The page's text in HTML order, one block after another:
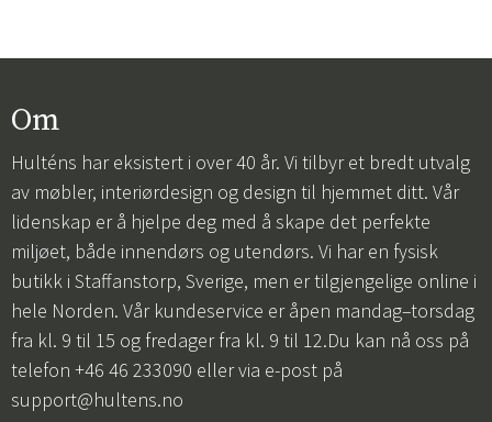
Om
Hulténs har eksistert i over 40 år. Vi tilbyr et bredt utvalg
av møbler, interiørdesign og design til hjemmet ditt. Vår
lidenskap er å hjelpe deg med å skape det perfekte
miljøet, både innendørs og utendørs. Vi har en fysisk
butikk i Staffanstorp, Sverige, men er tilgjengelige online i
hele Norden. Vår kundeservice er åpen mandag–torsdag
fra kl. 9 til 15 og fredager fra kl. 9 til 12.Du kan nå oss på
telefon +46 46 233090 eller via e-post på
support@hultens.no